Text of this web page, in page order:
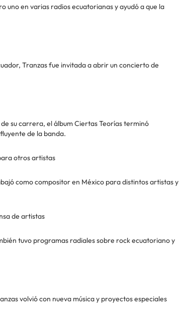
uno en varias radios ecuatorianas y ayudó a que la
Tranzas fue invitada a abrir un concierto de
su carrera, el álbum Ciertas Teorías terminó
de la banda.
otros artistas
como compositor en México para distintos artistas y
de artistas
tuvo programas radiales sobre rock ecuatoriano y
volvió con nueva música y proyectos especiales